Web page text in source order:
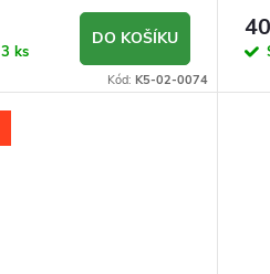
3 ks
DO KOŠÍKU
Kód: K5-02-0074